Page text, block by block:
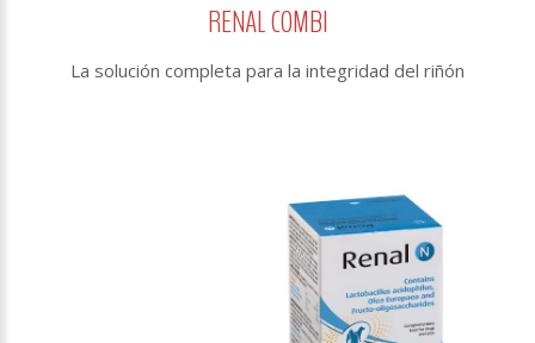
RENAL COMBI
La solución completa para la integridad del riñón